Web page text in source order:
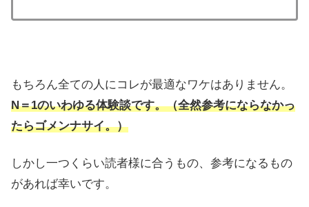
もちろん全ての人にコレが最適なワケはありません。
N＝1のいわゆる体験談です。（全然参考にならなかっ
たらゴメンナサイ。）
しかし一つくらい読者様に合うもの、参考になるもの
があれば幸いです。